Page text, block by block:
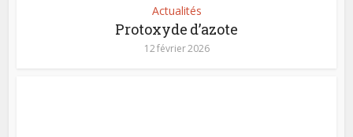
Actualités
Protoxyde d’azote
12 février 2026